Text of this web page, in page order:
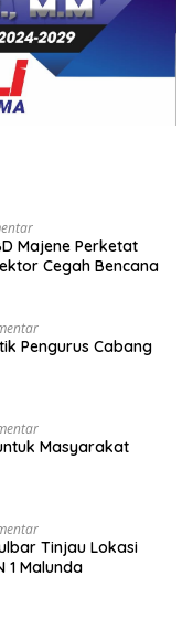
Majene Perketat
Cegah Bencana
Pengurus Cabang
Masyarakat
Tinjau Lokasi
1 Malunda